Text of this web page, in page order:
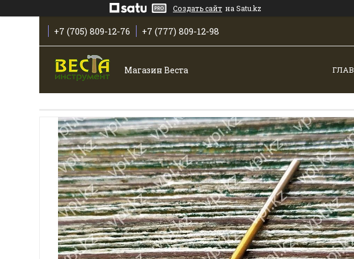
Создать сайт на Satu.kz
+7 (705) 809-12-76 +7 (777) 809-12-98
Магазин Веста